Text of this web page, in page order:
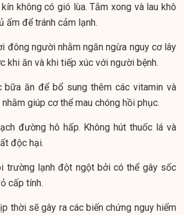
không có gió lùa. Tắm xong và lau khô
ấm để tránh cảm lạnh.
đông người nhằm ngăn ngừa nguy cơ lây
khi ăn và khi tiếp xúc với người bệnh.
bữa ăn để bổ sung thêm các vitamin và
giúp cơ thể mau chóng hồi phục.
đường hô hấp. Không hút thuốc lá và
độc hại.
trường lạnh đột ngột bởi có thể gây sốc
cấp tính.
thời sẽ gây ra các biến chứng nguy hiểm